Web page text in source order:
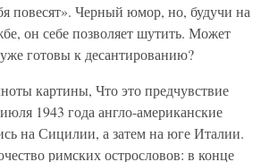
повесят». Черный юмор, но, будучи на
он себе позволяет шутить. Может
готовы к десантированию?
картины, Что это предчувствие
1943 года англо-американские
на Сицилии, а затем на юге Италии.
римских острословов: в конце